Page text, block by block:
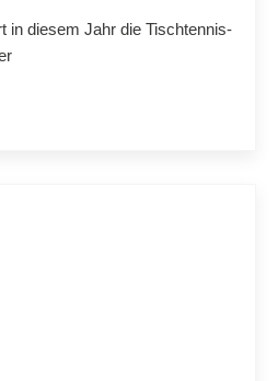
in diesem Jahr die Tischtennis-